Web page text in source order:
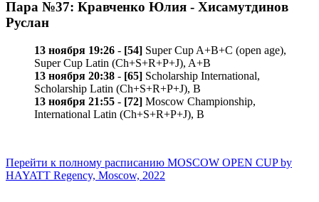
Пара №37: Кравченко Юлия - Хисамутдинов
Руслан
13 ноября 19:26 - [54] Super Cup A+B+C (open age),
Super Cup Latin (Ch+S+R+P+J), A+B
13 ноября 20:38 - [65] Scholarship International,
Scholarship Latin (Ch+S+R+P+J), B
13 ноября 21:55 - [72] Moscow Championship,
International Latin (Ch+S+R+P+J), B
Перейти к полному расписанию MOSCOW OPEN CUP by
HAYATT Regency, Moscow, 2022